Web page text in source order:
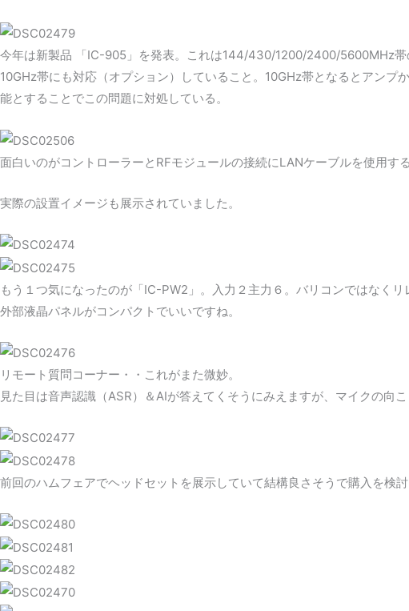
今年は新製品 「IC-905」を発表。これは144/430/1200/2400/5600MHz帯
10GHz帯にも対応（オプション）していること。10GHz帯となるとアン
能とすることでこの問題に対処している。
面白いのがコントローラーとRFモジュールの接続にLANケーブルを使用す
実際の設置イメージも展示されていました。
もう１つ気になったのが「IC-PW2」。入力２主力６。バリコンではなくリ
外部液晶パネルがコンパクトでいいですね。
リモート質問コーナー・・これがまた微妙。
見た目は音声認識（ASR）＆AIが答えてくそうにみえますが、マイクの向こ
前回のハムフェアでヘッドセットを展示していて結構良さそうで購入を検